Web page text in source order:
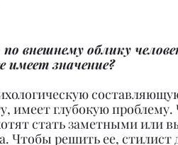
внешнему облику
значение?
имеет глубокую проблему.
стать заметными или
Чтобы решить ее,